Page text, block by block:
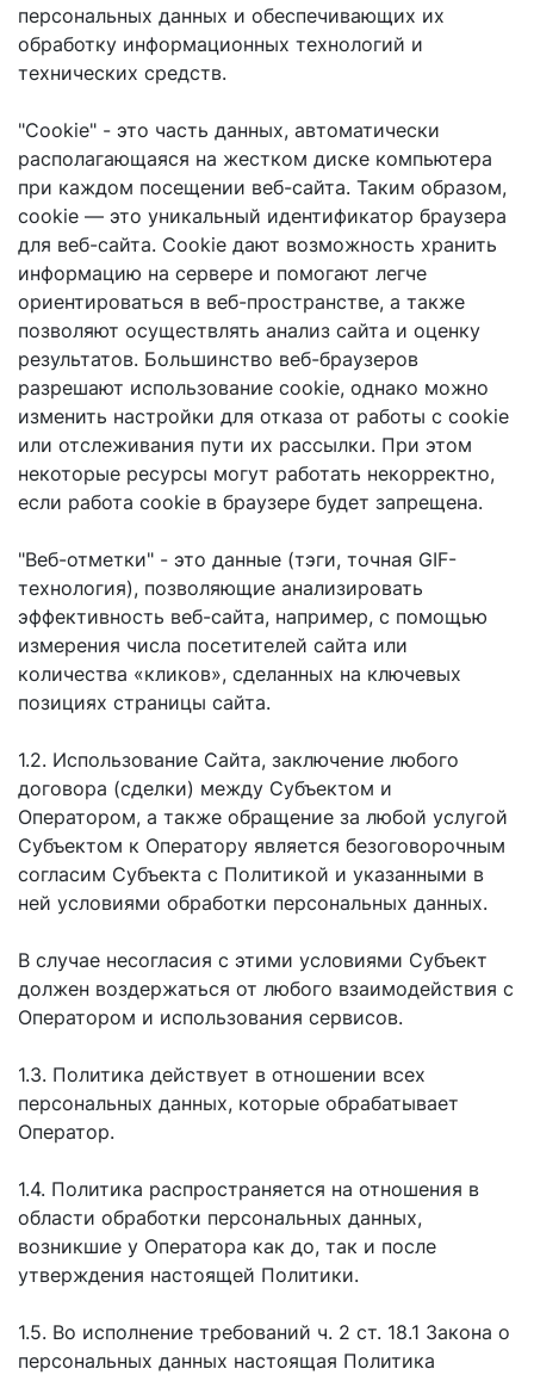
персональных данных и обеспечивающих их
обработку информационных технологий и
технических средств.
"Cookie" - это часть данных, автоматически
располагающаяся на жестком диске компьютера
при каждом посещении веб-сайта. Таким образом,
cookie — это уникальный идентификатор браузера
для веб-сайта. Cookie дают возможность хранить
информацию на сервере и помогают легче
ориентироваться в веб-пространстве, а также
позволяют осуществлять анализ сайта и оценку
результатов. Большинство веб-браузеров
разрешают использование cookie, однако можно
изменить настройки для отказа от работы с cookie
или отслеживания пути их рассылки. При этом
некоторые ресурсы могут работать некорректно,
если работа cookie в браузере будет запрещена.
"Веб-отметки" - это данные (тэги, точная GIF-
технология), позволяющие анализировать
эффективность веб-сайта, например, с помощью
измерения числа посетителей сайта или
количества «кликов», сделанных на ключевых
позициях страницы сайта.
1.2. Использование Сайта, заключение любого
договора (сделки) между Субъектом и
Оператором, а также обращение за любой услугой
Субъектом к Оператору является безоговорочным
согласим Субъекта с Политикой и указанными в
ней условиями обработки персональных данных.
В случае несогласия с этими условиями Субъект
должен воздержаться от любого взаимодействия с
Оператором и использования сервисов.
1.3. Политика действует в отношении всех
персональных данных, которые обрабатывает
Оператор.
1.4. Политика распространяется на отношения в
области обработки персональных данных,
возникшие у Оператора как до, так и после
утверждения настоящей Политики.
1.5. Во исполнение требований ч. 2 ст. 18.1 Закона о
персональных данных настоящая Политика